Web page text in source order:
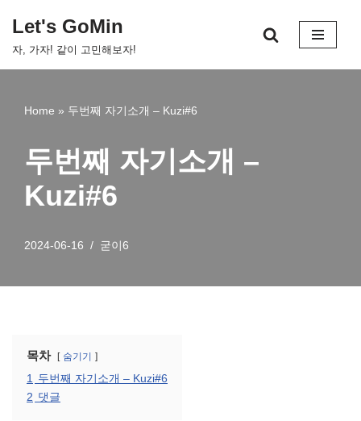
콘
Let's GoMin
자, 가자! 같이 고민해보자!
Home » 두번째 자기소개 – Kuzi#6
두번째 자기소개 –
Kuzi#6
2024-06-16 굳이6
목차 숨기기
1 두번째 자기소개 – Kuzi#6
2 댓글